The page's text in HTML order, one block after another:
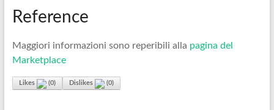
Reference
Maggiori informazioni sono reperibili alla pagina del
Marketplace
Likes (0) Dislikes (0)